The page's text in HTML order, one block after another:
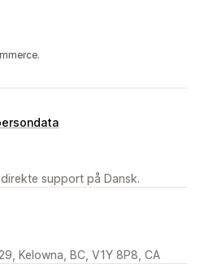
support på Dansk.
Kelowna, BC, V1Y 8P8, CA